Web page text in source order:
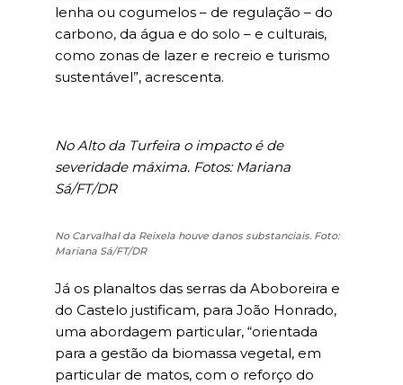
lenha ou cogumelos – de regulação – do
carbono, da água e do solo – e culturais,
como zonas de lazer e recreio e turismo
sustentável”, acrescenta.
No Alto da Turfeira o impacto é de
severidade máxima. Fotos: Mariana
Sá/FT/DR
No Carvalhal da Reixela houve danos substanciais. Foto:
Mariana Sá/FT/DR
Já os planaltos das serras da Aboboreira e
do Castelo justificam, para João Honrado,
uma abordagem particular, “orientada
para a gestão da biomassa vegetal, em
particular de matos, com o reforço do